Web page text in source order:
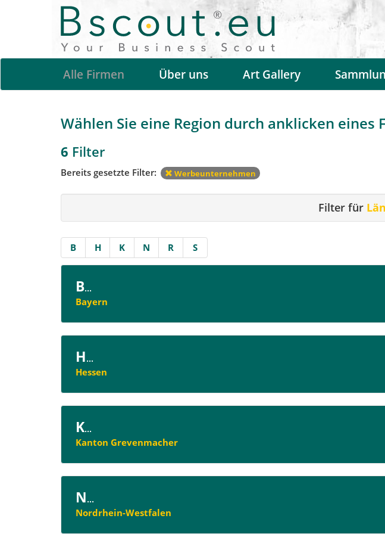
Alle Firmen Über uns Art Gallery
Wählen Sie eine Region durch anklicken eines
6 Filter
Bereits gesetzte Filter: Werbeunternehmen
Filter für
B H K N R S
B...
Bayern
H...
Hessen
K...
Kanton Grevenmacher
N...
Nordrhein-Westfalen